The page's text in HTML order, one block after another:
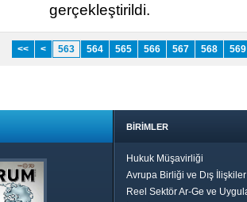
gerçekleştirildi.​ ​
<< < 563 564 565 566 567 568 569
BİRİMLER
Hukuk Müşavirliği
Avrupa Birliği ve Dış
Reel Sektör Ar-Ge ve